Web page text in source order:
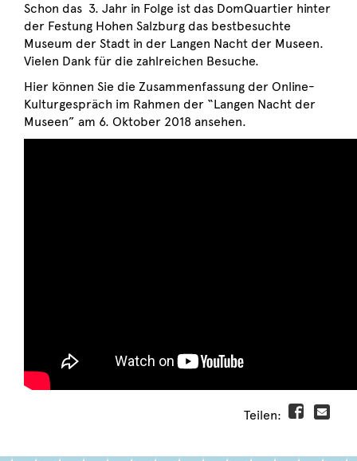
Schon das 3. Jahr in Folge ist das DomQuartier hinter
der Festung Hohen Salzburg das bestbesuchte
Museum der Stadt in der Langen Nacht der Museen.
Vielen Dank für die zahlreichen Besuche.
Hier können Sie die Zusammenfassung der Online-
Kulturgespräch im Rahmen der “Langen Nacht der
Museen” am 6. Oktober 2018 ansehen.
Teilen: